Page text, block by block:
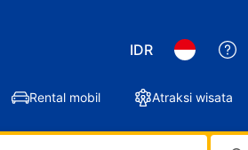
IDR
Rental mobil Atraksi wisata